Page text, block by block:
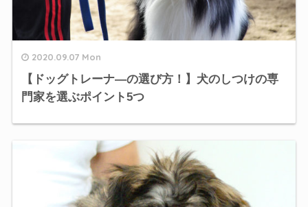
2020.09.07 Mon
【ドッグトレーナ―の選び方！】犬のしつけの専
門家を選ぶポイント5つ